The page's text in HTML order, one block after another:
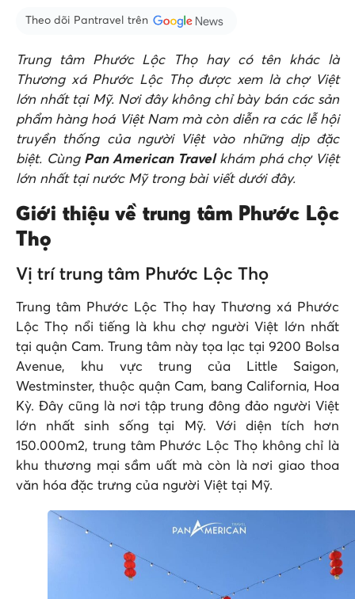
Theo dõi Pantravel trên
Trung tâm Phước Lộc Thọ hay có tên khác là
Thương xá Phước Lộc Thọ được xem là chợ Việt
lớn nhất tại Mỹ. Nơi đây không chỉ bày bán các sản
phẩm hàng hoá Việt Nam mà còn diễn ra các lễ hội
truyền thống của người Việt vào những dịp đặc
biệt. Cùng Pan American Travelkhám phá chợ Việt
lớn nhất tại nước Mỹ trong bài viết dưới đây.
Giới thiệu về trung tâm Phước Lộc
Thọ
Vị trí trung tâm Phước Lộc Thọ
Trung tâm Phước Lộc Thọ hay Thương xá Phước
Lộc Thọ nổi tiếng là khu chợ người Việt lớn nhất
tại quận Cam. Trung tâm này tọa lạc tại 9200 Bolsa
Avenue, khu vực trung của Little Saigon,
Westminster, thuộc quận Cam, bang California, Hoa
Kỳ. Đây cũng là nơi tập trung đông đảo người Việt
lớn nhất sinh sống tại Mỹ. Với diện tích hơn
150.000m2, trung tâm Phước Lộc Thọ không chỉ là
khu thương mại sầm uất mà còn là nơi giao thoa
văn hóa đặc trưng của người Việt tại Mỹ.